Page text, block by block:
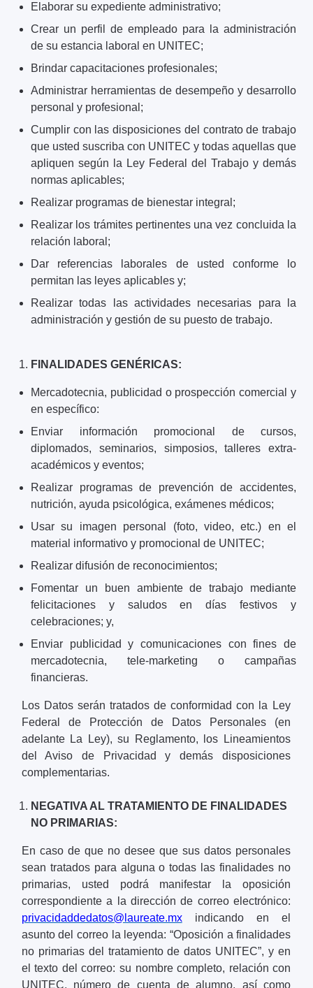
Elaborar su expediente administrativo;
Crear un perfil de empleado para la administración
de su estancia laboral en UNITEC;
Brindar capacitaciones profesionales;
Administrar herramientas de desempeño y desarrollo
personal y profesional;
Cumplir con las disposiciones del contrato de trabajo
que usted suscriba con UNITEC y todas aquellas que
apliquen según la Ley Federal del Trabajo y demás
normas aplicables;
Realizar programas de bienestar integral;
Realizar los trámites pertinentes una vez concluida la
relación laboral;
Dar referencias laborales de usted conforme lo
permitan las leyes aplicables y;
Realizar todas las actividades necesarias para la
administración y gestión de su puesto de trabajo.
FINALIDADES GENÉRICAS:
Mercadotecnia, publicidad o prospección comercial y
en específico:
Enviar información promocional de cursos,
diplomados, seminarios, simposios, talleres extra-
académicos y eventos;
Realizar programas de prevención de accidentes,
nutrición, ayuda psicológica, exámenes médicos;
Usar su imagen personal (foto, video, etc.) en el
material informativo y promocional de UNITEC;
Realizar difusión de reconocimientos;
Fomentar un buen ambiente de trabajo mediante
felicitaciones y saludos en días festivos y
celebraciones; y,
Enviar publicidad y comunicaciones con fines de
mercadotecnia, tele-marketing o campañas
financieras.
Los Datos serán tratados de conformidad con la Ley
Federal de Protección de Datos Personales (en
adelante La Ley), su Reglamento, los Lineamientos
del Aviso de Privacidad y demás disposiciones
complementarias.
NEGATIVA AL TRATAMIENTO DE FINALIDADES
NO PRIMARIAS:
En caso de que no desee que sus datos personales
sean tratados para alguna o todas las finalidades no
primarias, usted podrá manifestar la oposición
correspondiente a la dirección de correo electrónico:
privacidaddedatos@laureate.mx
indicando en el
asunto del correo la leyenda: “Oposición a finalidades
no primarias del tratamiento de datos UNITEC”, y en
el texto del correo: su nombre completo, relación con
UNITEC, número de cuenta de alumno, así como